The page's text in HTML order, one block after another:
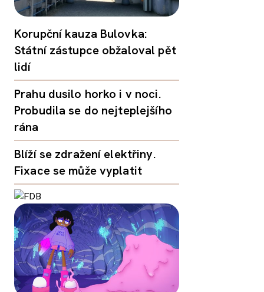
Korupční kauza Bulovka:
Státní zástupce obžaloval pět
lidí
Prahu dusilo horko i v noci.
Probudila se do nejteplejšího
rána
Blíží se zdražení elektřiny.
Fixace se může vyplatit